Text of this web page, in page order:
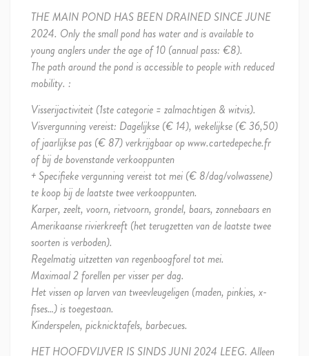
THE MAIN POND HAS BEEN DRAINED SINCE JUNE
2024. Only the small pond has water and is available to
young anglers under the age of 10 (annual pass: €8).
The path around the pond is accessible to people with reduced
mobility. :
Visserijactiviteit (1ste categorie = zalmachtigen & witvis).
Visvergunning vereist: Dagelijkse (€ 14), wekelijkse (€ 36,50)
of jaarlijkse pas (€ 87) verkrijgbaar op www.cartedepeche.fr
of bij de bovenstande verkooppunten
+ Specifieke vergunning vereist tot mei (€ 8/dag/volwassene)
te koop bij de laatste twee verkooppunten.
Karper, zeelt, voorn, rietvoorn, grondel, baars, zonnebaars en
Amerikaanse rivierkreeft (het terugzetten van de laatste twee
soorten is verboden).
Regelmatig uitzetten van regenboogforel tot mei.
Maximaal 2 forellen per visser per dag.
Het vissen op larven van tweevleugeligen (maden, pinkies, x-
fises…) is toegestaan.
Kinderspelen, picknicktafels, barbecues.
HET HOOFDVIJVER IS SINDS JUNI 2024 LEEG. Alleen